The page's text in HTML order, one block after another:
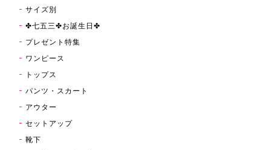
サイズ別
✤七五三✤お誕生日✤
プレゼント特集
ワンピース
トップス
パンツ・スカート
アウター
セットアップ
靴下